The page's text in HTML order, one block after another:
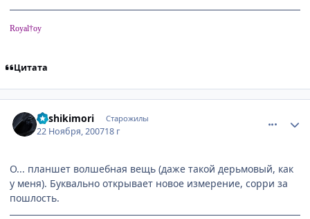
Royal†oy
Цитата
Kashikimori Старожилы
22 Ноября, 200718 г
О... планшет волшебная вещь (даже такой дерьмовый, как
у меня). Буквально открывает новое измерение, сорри за
пошлость.